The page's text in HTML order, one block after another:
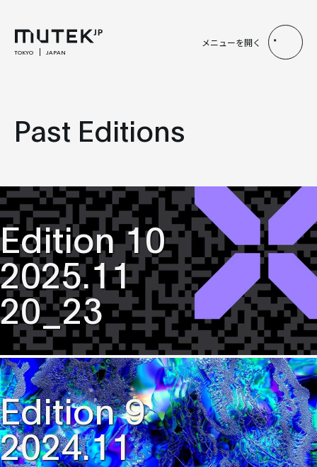
TOKYO JAPAN
メニューを開く
Past Editions
Edition 10
2025.11
20_23
Edition 9
2024.11